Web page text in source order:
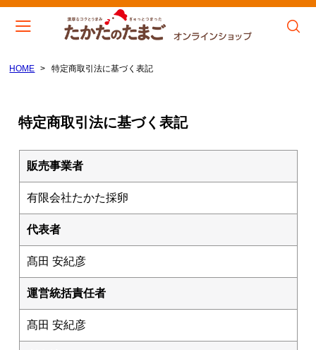
たまご S～Mサイズ（小粒）
たまごとお醤油セット
トップぺージ
HOME 特定商取引法に基づく表記
特定商取引法に基づく表記
販売事業者
有限会社たかた採卵
代表者
髙田 安紀彦
運営統括責任者
髙田 安紀彦